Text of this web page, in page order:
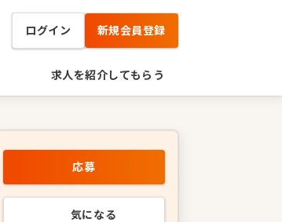
ログイン 新規会員登録
求人を紹介してもらう
応募
気になる